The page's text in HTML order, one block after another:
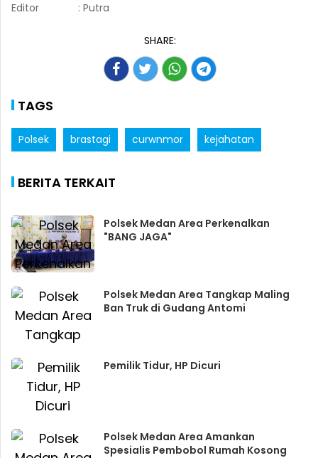
Editor : Putra
SHARE:
TAGS
Polsek brastagi curwnmor kejahatan
BERITA TERKAIT
Polsek Medan Area Perkenalkan
"BANG JAGA"
Polsek Medan Area Tangkap Maling
Ban Truk di Gudang Antomi
Pemilik Tidur, HP Dicuri
Polsek Medan Area Amankan
Spesialis Pembobol Rumah Kosong